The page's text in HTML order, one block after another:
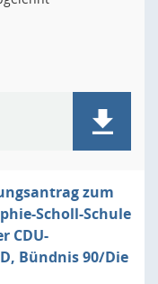
zum
Scholl-Schule
CDU-
Bündnis 90/Die